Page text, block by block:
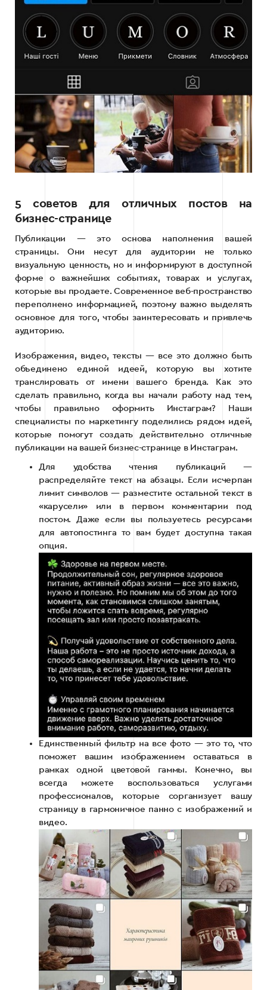
5 советов для отличных постов на
бизнес-странице
Публикации — это основа наполнения вашей
страницы. Они несут для аудитории не только
визуальную ценность, но и информируют в доступной
форме о важнейших событиях, товарах и услугах,
которые вы продаете. Современное веб-пространство
переполнено информацией, поэтому важно выделять
основное для того, чтобы заинтересовать и привлечь
аудиторию.
Изображения, видео, тексты — все это должно быть
объединено единой идеей, которую вы хотите
транслировать от имени вашего бренда. Как это
сделать правильно, когда вы начали работу над тем,
чтобы правильно оформить Инстаграм? Наши
специалисты по маркетингу поделились рядом идей,
которые помогут создать действительно отличные
публикации на вашей бизнес-странице в Инстаграм.
Для удобства чтения публикаций —
распределяйте текст на абзацы. Если исчерпан
лимит символов — разместите остальной текст в
«карусели» или в первом комментарии под
постом. Даже если вы пользуетесь ресурсами
для автопостинга то вам будет доступна такая
опция.
Единственный фильтр на все фото — это то, что
поможет вашим изображением оставаться в
рамках одной цветовой гаммы. Конечно, вы
всегда можете воспользоваться услугами
профессионалов, которые сорганизует вашу
страницу в гармоничное панно с изображений и
видео.